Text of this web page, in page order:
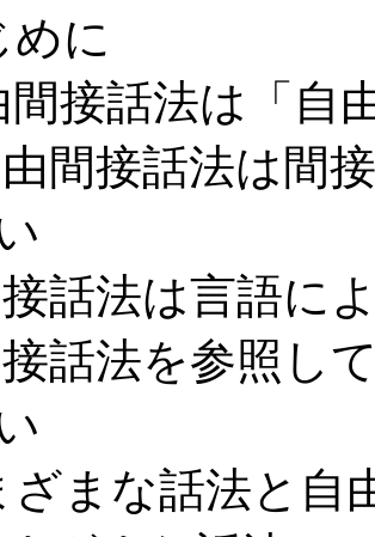
に
接話法は「自
間接話法は間
話法は言語に
話法を参照し
まな話法と自